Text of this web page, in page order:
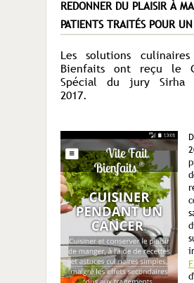
REDONNER DU PLAISIR À
PATIENTS TRAITÉS POUR
Les solutions
Bienfaits ont reçu le
Spécial du jury Sirha
2017.